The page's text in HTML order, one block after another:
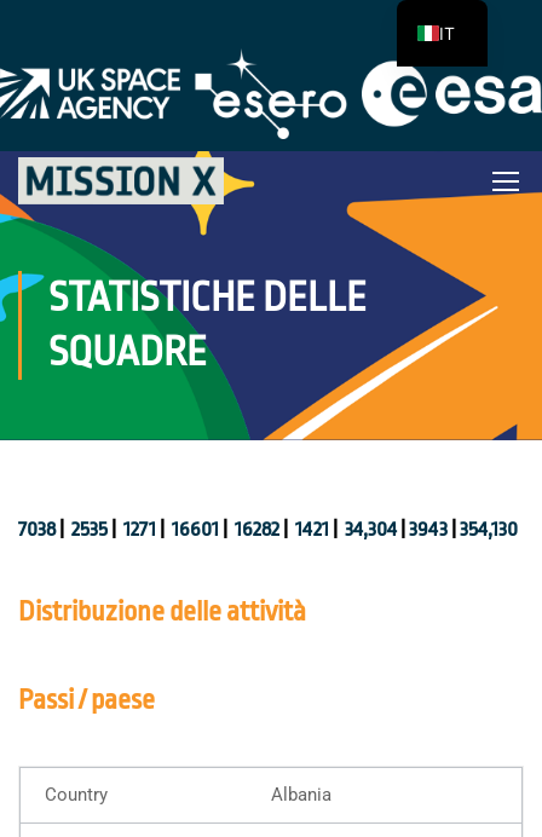
STATISTICHE DELLE
SQUADRE
7038 2535 1271 16601 16282 1421 34,304 3943 354,130
Distribuzione delle attività
Passi / paese
Albania
IT